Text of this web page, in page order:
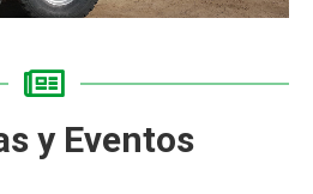
y Eventos